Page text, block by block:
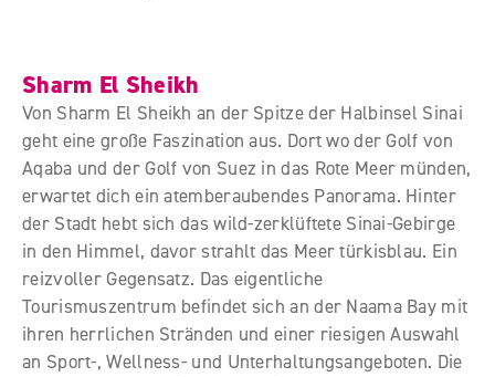
Sharm El Sheikh
Von Sharm El Sheikh an der Spitze der Halbinsel Sinai
geht eine große Faszination aus. Dort wo der Golf von
Aqaba und der Golf von Suez in das Rote Meer münden,
erwartet dich ein atemberaubendes Panorama. Hinter
der Stadt hebt sich das wild-zerklüftete Sinai-Gebirge
in den Himmel, davor strahlt das Meer türkisblau. Ein
reizvoller Gegensatz. Das eigentliche
Tourismuszentrum befindet sich an der Naama Bay mit
ihren herrlichen Stränden und einer riesigen Auswahl
an Sport-, Wellness- und Unterhaltungsangeboten. Die